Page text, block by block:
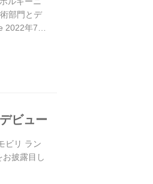
部門とデ
2022年7月
ビュー
ビリ ラン
披露目し